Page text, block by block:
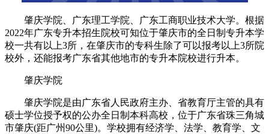
肇庆学院、广东理工学院、广东工商职业技术大学。根据
2022年广东专升本招生院校可知位于肇庆市的全日制专升本学
校一共有以上3所，在肇庆市的专科生除了可以报考以上3所院
校外，还能报考广东省其他地市的专升本院校进行升本。
肇庆学院
肇庆学院是由广东省人民政府主办、省教育厅主管的具有
硕士学位授予权的公办全日制本科高校，位于广东省珠三角城
市肇庆(距广州90公里)。学校拥有经济学、法学、教育学、文